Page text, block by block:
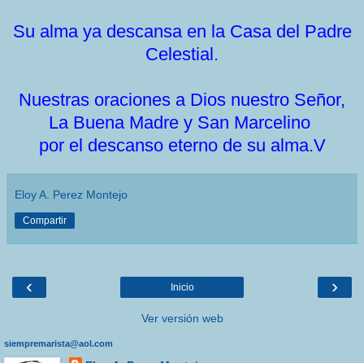
Su alma ya descansa en la Casa del Padre
Celestial.
Nuestras oraciones a Dios nuestro Señor,
La Buena Madre y San Marcelino
por el descanso eterno de su alma.V
Eloy A. Perez Montejo
Compartir
‹ ›
Inicio
Ver versión web
siempremarista@aol.com